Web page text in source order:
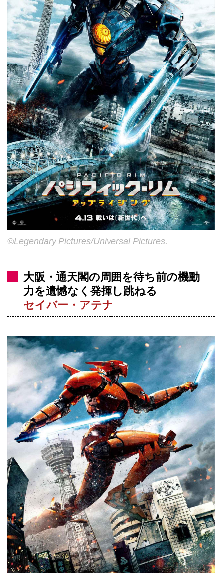
©Legendary Pictures/Universal Pictures.
大阪・通天閣の周囲を待ち前の機動
力を遺憾なく発揮し跳ねる
セイバー・アテナ